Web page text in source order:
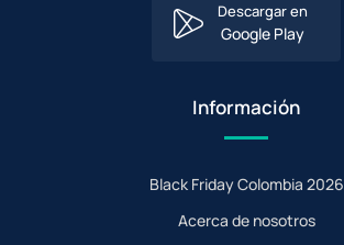
Descargar en
Google Play
Información
Black Friday Colombia 2026
Acerca de nosotros